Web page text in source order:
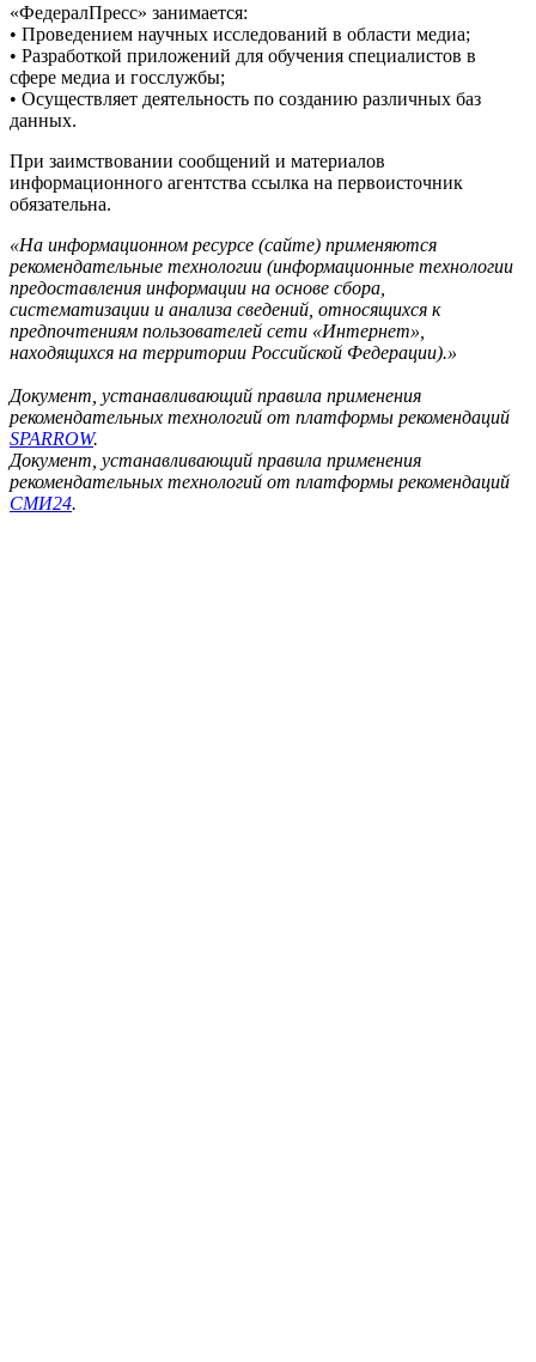
«ФедералПресс» занимается:
• Проведением научных исследований в области медиа;
• Разработкой приложений для обучения специалистов в
сфере медиа и госслужбы;
• Осуществляет деятельность по созданию различных баз
данных.
При заимствовании сообщений и материалов
информационного агентства ссылка на первоисточник
обязательна.
«На информационном ресурсе (сайте) применяются
рекомендательные технологии (информационные технологии
предоставления информации на основе сбора,
систематизации и анализа сведений, относящихся к
предпочтениям пользователей сети «Интернет»,
находящихся на территории Российской Федерации).»
Документ, устанавливающий правила применения
рекомендательных технологий от платформы рекомендаций
SPARROW.
Документ, устанавливающий правила применения
рекомендательных технологий от платформы рекомендаций
СМИ24.